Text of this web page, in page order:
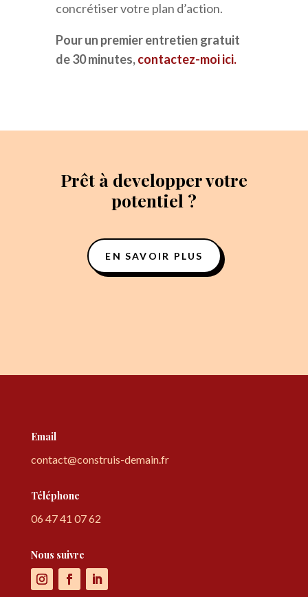
concrétiser votre plan d’action.
Pour un premier entretien gratuit
de 30 minutes,contactez-moi ici.
Prêt à developper votre
potentiel ?
EN SAVOIR PLUS
Email
contact@construis-demain.fr
Téléphone
06 47 41 07 62
Nous suivre